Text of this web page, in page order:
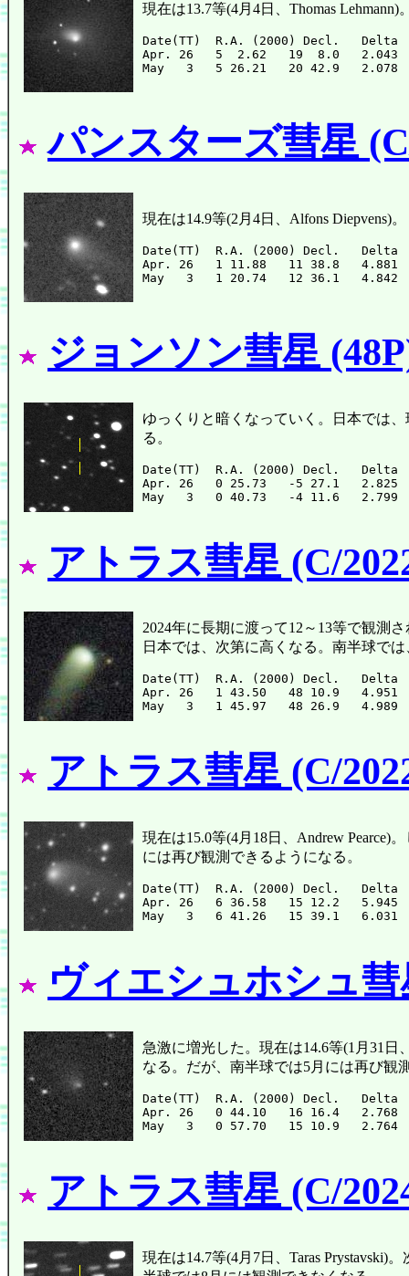
現在は13.7等(4月4日、Thomas
Date(TT)  R.A. (2000) Decl.
Apr. 26   5  2.62   19  8.0
パンスターズ彗星
現在は14.9等(2月4日、Alfons Diepvens)
Date(TT)  R.A. (2000) Decl.
Apr. 26   1 11.88   11 38.8
ジョンソン彗星
ゆっくりと暗くなっていく。日本では
る。
Date(TT)  R.A. (2000) Decl.
Apr. 26   0 25.73   -5 27.1
アトラス彗星 (C/
2024年に長期に渡って12～13等で観測
日本では、次第に高くなる。南半球で
Date(TT)  R.A. (2000) Decl.
Apr. 26   1 43.50   48 10.9
アトラス彗星 (C/
現在は15.0等(4月18日、Andrew Pearce)
には再び観測できるようになる。
Date(TT)  R.A. (2000) Decl.
Apr. 26   6 36.58   15 12.2
ヴィエシュホシュ彗
急激に増光した。現在は14.6等(1月31日
なる。だが、南半球では5月には再び観
Date(TT)  R.A. (2000) Decl.
Apr. 26   0 44.10   16 16.4
アトラス彗星 (C/
現在は14.7等(4月7日、Taras Prystavski)